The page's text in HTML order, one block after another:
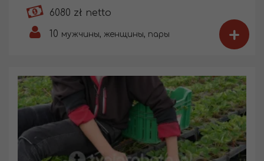
6080 zł netto
10 мужчины, женщины, пары +